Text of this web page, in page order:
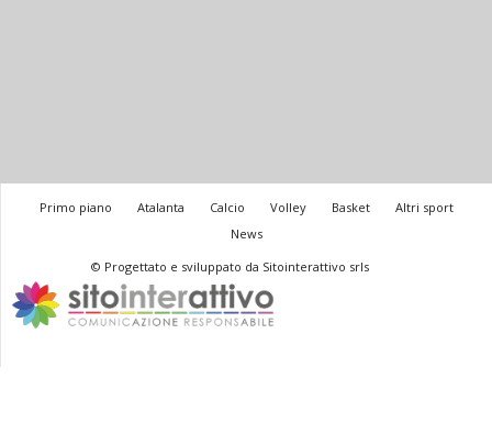
Primo piano Atalanta Calcio Volley Basket
Altri sport
News
© Progettato e sviluppato da Sitointerattivo srls